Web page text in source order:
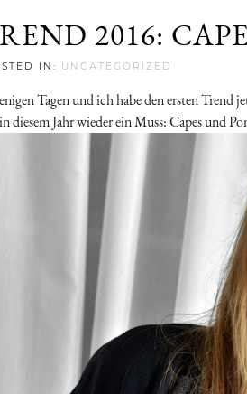
2016:
IN: UNCATEGORIZED
Tagen und ich habe den ersten Trend
Jahr wieder ein Muss: Capes und